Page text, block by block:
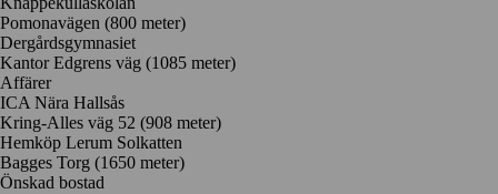
Pomonavägen (800 meter)
Dergårdsgymnasiet
Kantor Edgrens väg (1085 meter)
Affärer
ICA Nära Hallsås
Kring-Alles väg 52 (908 meter)
Hemköp Lerum Solkatten
Bagges Torg (1650 meter)
Önskad bostad